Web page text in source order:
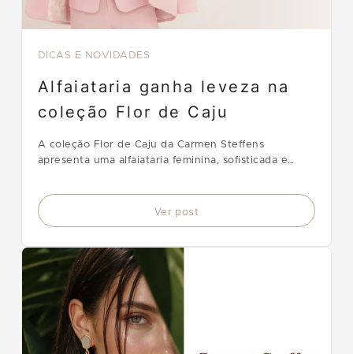
DICAS E NOVIDADES
Alfaiataria ganha leveza na
coleção Flor de Caju
A coleção Flor de Caju da Carmen Steffens
apresenta uma alfaiataria feminina, sofisticada e
Ver post